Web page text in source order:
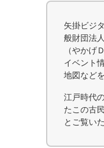
矢掛ビジ
般財団法
（やかげ
イベント
地図など
江戸時代
たこの古
とご覧い